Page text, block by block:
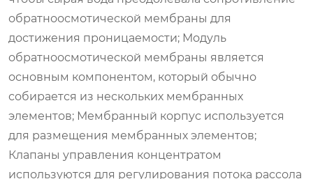
обратноосмотической мембраны для
достижения проницаемости; Модуль
обратноосмотической мембраны является
основным компонентом, который обычно
собирается из нескольких мембранных
элементов; Мембранный корпус используется
для размещения мембранных элементов;
Клапаны управления концентратом
используются для регулирования потока рассола